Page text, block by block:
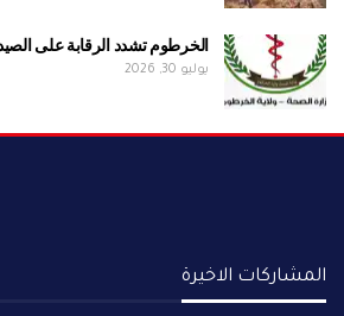
الخرطوم تشدد الرقابة على
يوليو 30, 2026
المشاركات الاخيرة